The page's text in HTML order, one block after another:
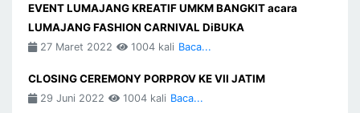
EVENT LUMAJANG KREATIF UMKM BANGKIT acara
LUMAJANG FASHION CARNIVAL DiBUKA
27 Maret 2022 1004 kali Baca...
CLOSING CEREMONY PORPROV KE VII JATIM
29 Juni 2022 1004 kali Baca...